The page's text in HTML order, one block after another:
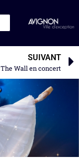
SUIVANT
The Wall en concert